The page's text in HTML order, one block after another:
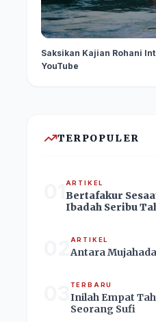
Saksikan Kajian Rohani
YouTube
TERPOPULER
ARTIKEL
Bertafakur
Ibadah Seribu
ARTIKEL
Antara
TERBARU
Inilah Empat
Seorang Sufi